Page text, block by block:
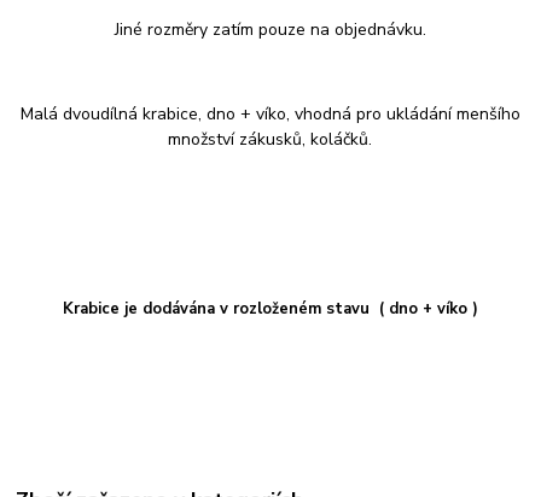
Jiné rozměry zatím pouze na objednávku.
Malá dvoudílná krabice, dno + víko, vhodná pro ukládání menšího
množství zákusků, koláčků.
Krabice je dodávána v rozloženém stavu ( dno + víko )